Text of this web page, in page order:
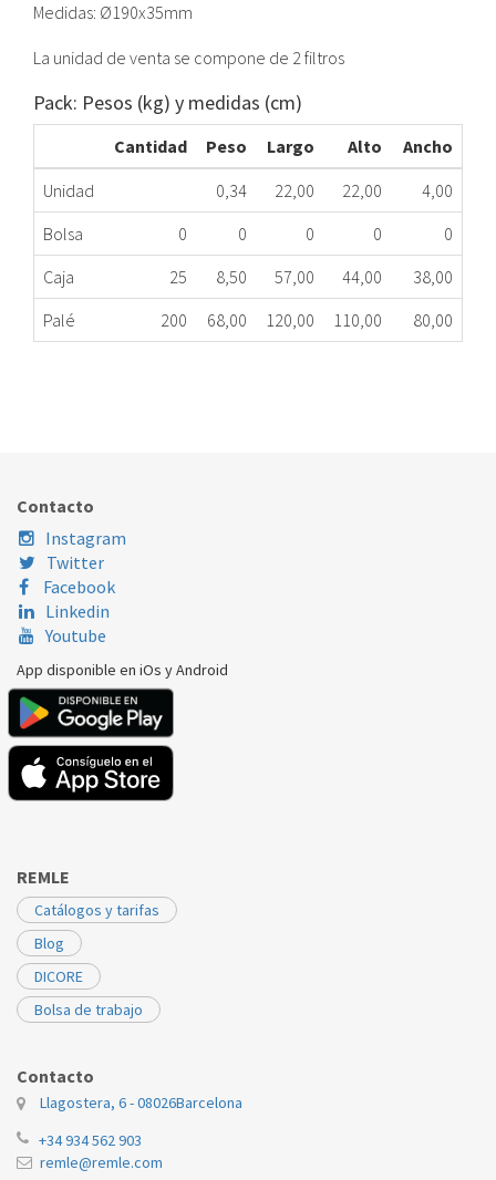
Medidas: Ø190x35mm
La unidad de venta se compone de 2 filtros
Pack: Pesos (kg) y medidas (cm)
Cantidad Peso Largo Alto
Ancho
Unidad
0,34 22,00 22,00
4,00
Bolsa
0 0 0 0
0
Caja
25 8,50 57,00 44,00
38,00
Palé
200 68,00 120,00 110,00 80,00
Contacto
Instagram
Twitter
Facebook
Linkedin
Youtube
App disponible en iOs y Android
REMLE
Catálogos y tarifas
Blog
DICORE
Bolsa de trabajo
Contacto
Llagostera, 6 - 08026Barcelona
+34 934 562 903
remle@remle.com